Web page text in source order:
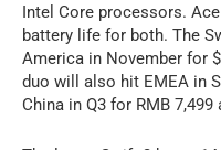
Intel Core processors.
battery life for both. The
America in November for
duo will also hit EMEA in
China in Q3 for RMB 7,499